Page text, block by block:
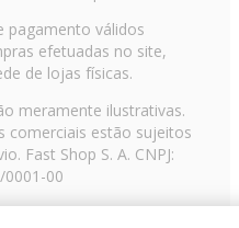
pagamento válidos
efetuadas no site,
de lojas físicas.
meramente ilustrativas.
comerciais estão sujeitos
Fast Shop S. A. CNPJ:
0001-00
sobreloja, Carandiru, São